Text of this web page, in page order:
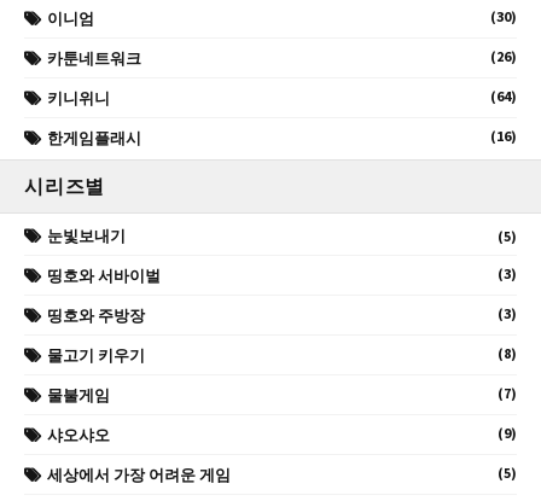
이니엄 (30)
카툰네트워크 (26)
키니위니 (64)
한게임플래시 (16)
시리즈별
눈빛보내기 (5)
띵호와 서바이벌 (3)
띵호와 주방장 (3)
물고기 키우기 (8)
물불게임 (7)
샤오샤오 (9)
세상에서 가장 어려운 게임 (5)